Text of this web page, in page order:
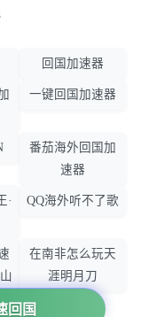
回国
回国加速器
一键回国加速器
番茄海外回国加
速器
·
QQ海外听不了歌
在南非怎么玩天
涯明月刀